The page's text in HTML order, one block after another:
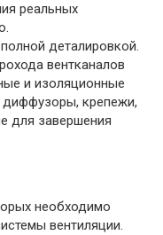
реальных
деталировкой.
вентканалов
и изоляционные
диффузоры, крепежи,
для завершения
необходимо
вентиляции.